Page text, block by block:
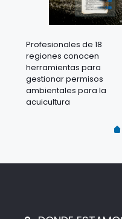
Profesionales de 18
regiones conocen
herramientas para
gestionar permisos
ambientales para la
acuicultura